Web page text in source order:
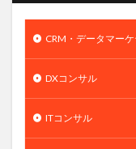
CRM・データマー
DXコンサル
ITコンサル